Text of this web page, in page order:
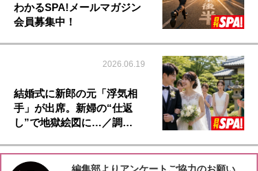
わかるSPA!メールマガジン
会員募集中！
2026.06.19
結婚式に新郎の元「浮気相
手」が出席。新婦の“仕返
し”で地獄絵図に…／調…